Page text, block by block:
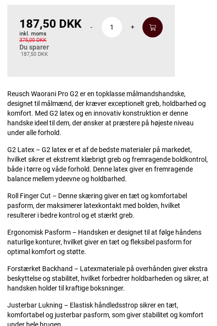
187,50 DKK
inkl. moms
375,00 DKK
Du sparer
187,50 DKK
- +
Reusch Waorani Pro G2 er en topklasse målmandshandske,
designet til målmænd, der kræver exceptionelt greb, holdbarhed og
komfort. Med G2 latex og en innovativ konstruktion er denne
handske ideel til dem, der ønsker at præstere på højeste niveau
under alle forhold.
G2 Latex – G2 latex er et af de bedste materialer på markedet,
hvilket sikrer et ekstremt klæbrigt greb og fremragende boldkontrol,
både i tørre og våde forhold. Denne latex giver en fremragende
balance mellem ydeevne og holdbarhed.
Roll Finger Cut – Denne skæring giver en tæt og komfortabel
pasform, der maksimerer latexkontakt med bolden, hvilket
resulterer i bedre kontrol og et stærkt greb.
Ergonomisk Pasform – Handsken er designet til at følge håndens
naturlige konturer, hvilket giver en tæt og fleksibel pasform for
optimal komfort og støtte.
Forstærket Backhand – Latexmateriale på overhånden giver ekstra
beskyttelse og stabilitet, hvilket forbedrer holdbarheden og sikrer, at
handsken holder til kraftige boksninger.
Justerbar Lukning – Elastisk håndledsstrop sikrer en tæt,
komfortabel og justerbar pasform, som giver stabilitet og komfort